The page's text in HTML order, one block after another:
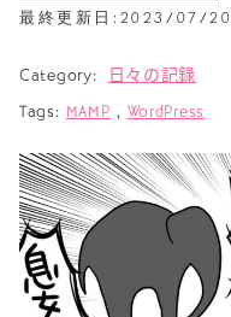
最終更新日:2023/07/20
Category:
日々の記録
Tags: MAMP , WordPress